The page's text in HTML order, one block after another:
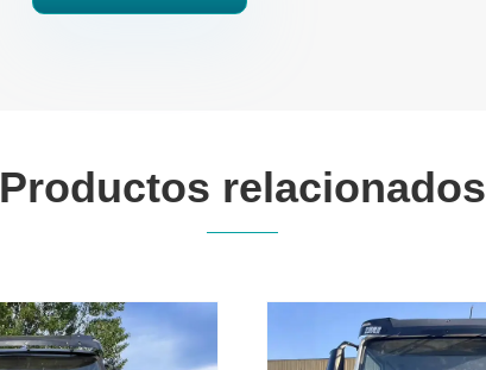
Productos relacionados